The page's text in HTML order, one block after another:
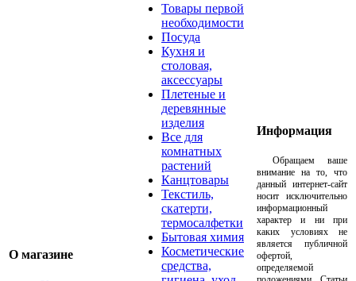
О магазине
Товары первой
необходимости
Посуда
Кухня и
столовая,
аксессуары
Плетеные и
деревянные
изделия
Все для
комнатных
растений
Канцтовары
Текстиль,
скатерти,
термосалфетки
Бытовая химия
Косметические
средства,
Информация
Обращаем ваше
внимание на то, что
данный интернет-сайт
носит исключительно
информационный
характер и ни при
каких условиях не
является публичной
офертой,
определяемой